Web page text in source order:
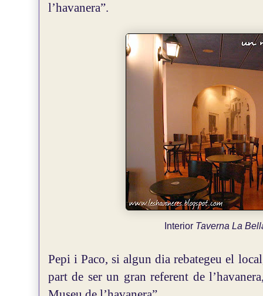
l’havanera”.
Interior Taverna La
Pepi i Paco, si algun dia rebategeu el
part de ser un gran referent de